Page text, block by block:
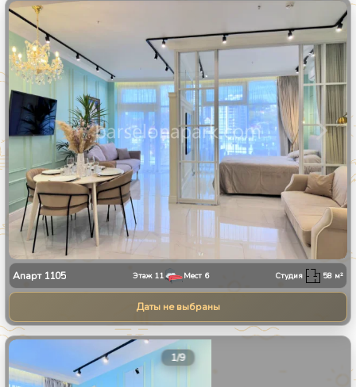
Апарт 1105 Этаж 11 Мест 6 Студия 58 м²
Даты не выбраны
1/9